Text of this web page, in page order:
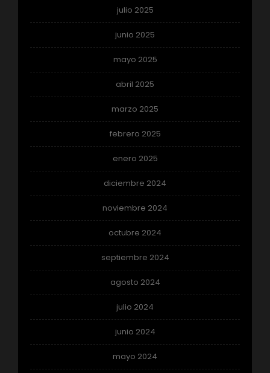
julio 2025
junio 2025
mayo 2025
abril 2025
marzo 2025
febrero 2025
enero 2025
diciembre 2024
noviembre 2024
octubre 2024
septiembre 2024
agosto 2024
julio 2024
junio 2024
mayo 2024